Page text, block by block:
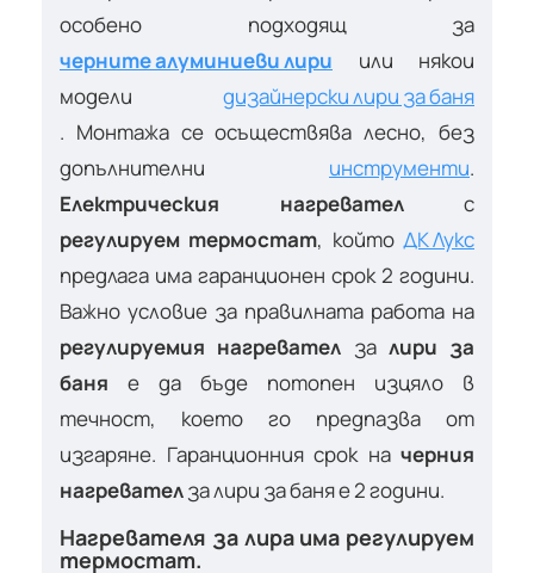
особено подходящ за
черните алуминиеви лири или някои
модели дизайнерски лири за баня
. Монтажа се осъществява лесно, без
допълнителни инструменти.
Електрическия нагревателс
регулируем термостат, койтоДК Лукс
предлага има гаранционен срок 2 години.
Важно условие за правилната работа на
регулируемия нагревател за лири за
баня е да бъде потопен изцяло в
течност, което го предпазва от
изгаряне. Гаранционния срок на черния
нагревателза лири за баня е 2 години.
Нагревателя за лира има регулируем
термостат.